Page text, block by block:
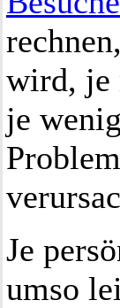
wird, je
je
Je
umso